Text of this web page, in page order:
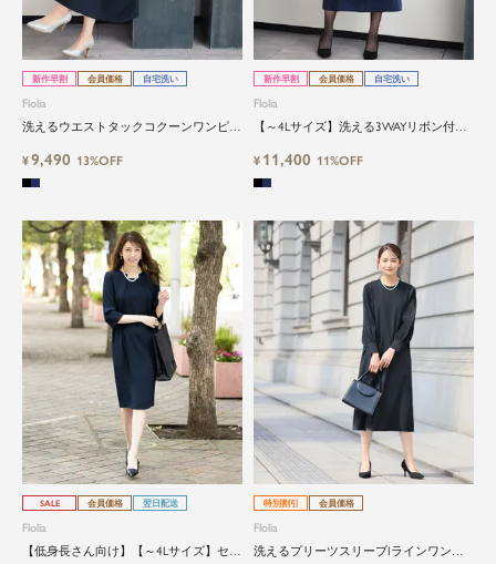
新作早割 会員価格 自宅洗い
Flolia
洗えるウエストタックコクーンワンピー
¥9,490 13%OFF
新作早割 会員価格 自宅洗い
Flolia
【～4Lサイズ】洗える3WAYリボン付き
¥ 11,400 11%OFF
SALE 会員価格 翌日配送
Flolia
【低身長さん向け】【～4Lサイズ】セッ
特別割引 会員価格
Flolia
洗えるプリーツスリーブIラインワンピ